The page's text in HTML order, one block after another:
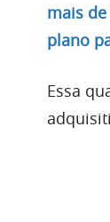
mais
plano
Essa